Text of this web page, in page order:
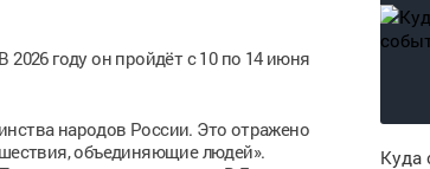
году он пройдёт с 10 по 14 июня
народов России. Это отражено
объединяющие людей».
Куда